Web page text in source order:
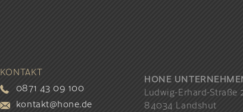
KONTAKT
0871 43 09 100
kontakt@hone.de
HONE
Ludwig-Erhard-Straße
84034 Landshut